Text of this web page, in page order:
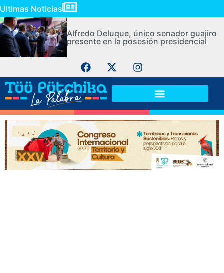
Ultimas Noticias
Alfredo Deluque, único senador guajiro
presente en la posesión presidencial